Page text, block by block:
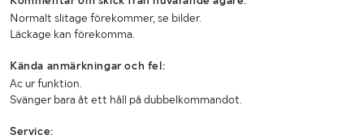
Normalt slitage förekommer, se bilder.
Läckage kan förekomma.
Kända anmärkningar och fel:
Ac ur funktion.
Svänger bara åt ett håll på dubbelkommandot.
Service: